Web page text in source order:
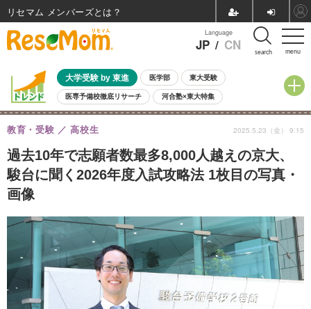
menu
Language
JP / CN search
大学受験 by 東進 医学部 東大受験
医専予備校徹底リサーチ 河合塾×東大特集
親子で考える大学選び 高校受験 中学受験 小学校受験
共通テスト 夏休み
8月開催イベント・WS 全国公立高校 過去問 人気記事
自由研究教材（小学生向け） 自由研究教材（中学生向け） ランキング
過去10年で志願者数最多8,000人越えの京大、
駿台に聞く2026年度入試攻略法 1枚目の写真・
画像
教育・受験 高校生 2025.5.23（金） 9:15
リセマム メンバーズ